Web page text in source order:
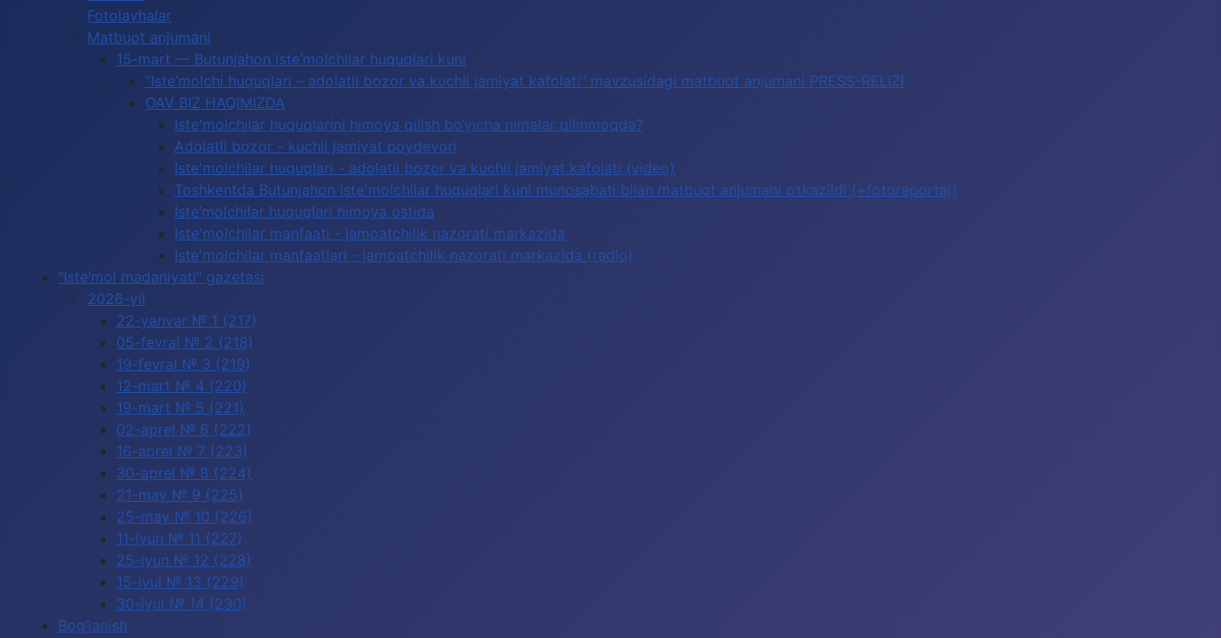
Fotolavhalar
Matbuot anjumani
15-mart — Butunjahon iste’molchilar huquqlari kuni
“Iste’molchi huquqlari – adolatli bozor va kuchli jamiyat kafolati” mavzusidagi matbuot anjumani PRESS-RELIZI
OAV BIZ HAQIMIZDA
Iste'molchilar huquqlarini himoya qilish bo‘yicha nimalar qilinmoqda?
Adolatli bozor - kuchli jamiyat poydevori
Iste'molchilar huquqlari - adolatli bozor va kuchli jamiyat kafolati (video)
Toshkentda Butunjahon iste'molchilar huquqlari kuni munosabati bilan matbuot anjumani o‘tkazildi (+fotoreportaj)
Iste’molchilar huquqlari himoya ostida
Iste'molchilar manfaati - jamoatchilik nazorati markazida
Iste'molchilar manfaatlari - jamoatchilik nazorati markazida (radio)
"Iste’mol madaniyati" gazetasi
2026-yil
22-yanvar № 1 (217)
05-fevral № 2 (218)
19-fevral № 3 (219)
12-mart № 4 (220)
19-mart № 5 (221)
02-aprel № 6 (222)
16-aprel № 7 (223)
30-aprel № 8 (224)
21-may № 9 (225)
25-may № 10 (226)
11-iyun № 11 (227)
25-iyun № 12 (228)
15-iyul № 13 (229)
30-iyul № 14 (230)
Bog‘lanish